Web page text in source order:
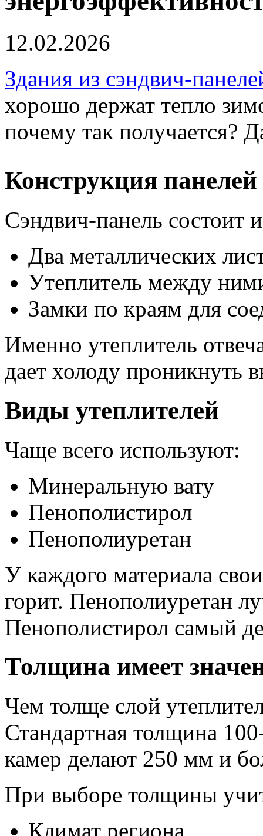
12.02.2026
Здания из сэндвич-
хорошо держат тепло
почему так получается?
Конструкция панелей
Сэндвич-панель состоит
Два металлических
Утеплитель между
Замки по краям для
Именно утеплитель
дает холоду проникнуть
Виды утеплителей
Чаще всего используют:
Минеральную вату
Пенополистирол
Пенополиуретан
У каждого материала
горит. Пенополиуретан
Пенополистирол самый
Толщина имеет
Чем толще слой
Стандартная толщина
камер делают 250 мм и
При выборе толщины
Климат региона